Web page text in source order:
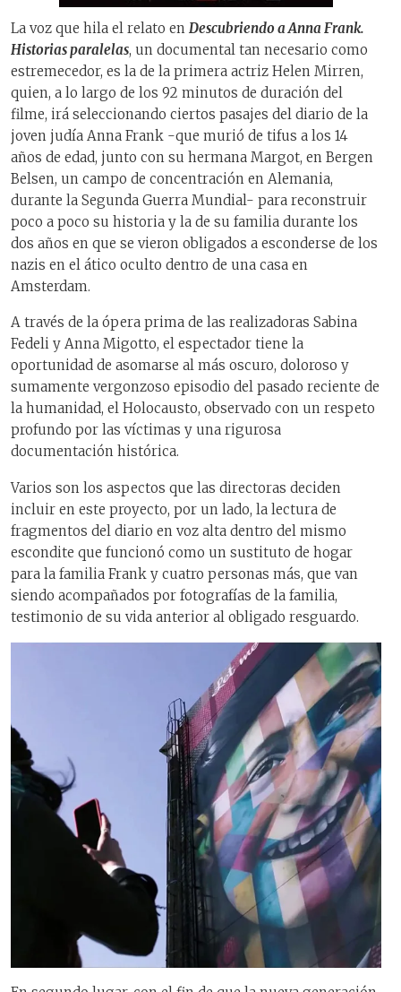
La voz que hila el relato en Descubriendo a Anna Frank.
Historias paralelas, un documental tan necesario como
estremecedor, es la de la primera actriz Helen Mirren,
quien, a lo largo de los 92 minutos de duración del
filme, irá seleccionando ciertos pasajes del diario de la
joven judía Anna Frank -que murió de tifus a los 14
años de edad, junto con su hermana Margot, en Bergen
Belsen, un campo de concentración en Alemania,
durante la Segunda Guerra Mundial- para reconstruir
poco a poco su historia y la de su familia durante los
dos años en que se vieron obligados a esconderse de los
nazis en el ático oculto dentro de una casa en
Amsterdam.
A través de la ópera prima de las realizadoras Sabina
Fedeli y Anna Migotto, el espectador tiene la
oportunidad de asomarse al más oscuro, doloroso y
sumamente vergonzoso episodio del pasado reciente de
la humanidad, el Holocausto, observado con un respeto
profundo por las víctimas y una rigurosa
documentación histórica.
Varios son los aspectos que las directoras deciden
incluir en este proyecto, por un lado, la lectura de
fragmentos del diario en voz alta dentro del mismo
escondite que funcionó como un sustituto de hogar
para la familia Frank y cuatro personas más, que van
siendo acompañados por fotografías de la familia,
testimonio de su vida anterior al obligado resguardo.